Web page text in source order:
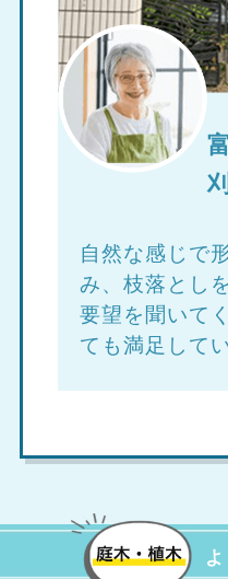
自然な感じで
み、枝落とし
要望を聞いて
ても満足して